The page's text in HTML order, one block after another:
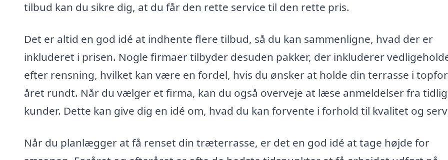
tilbud kan du sikre dig, at du får den rette service til den rette pris.
Det er altid en god idé at indhente flere tilbud, så du kan sammenligne, hvad der er
inkluderet i prisen. Nogle firmaer tilbyder desuden pakker, der inkluderer
efter rensning, hvilket kan være en fordel, hvis du ønsker at holde din terrasse i
året rundt. Når du vælger et firma, kan du også overveje at læse anmeldelser fra
kunder. Dette kan give dig en idé om, hvad du kan forvente i forhold til kvalitet og
Når du planlægger at få renset din træterrasse, er det en god idé at tage højde for